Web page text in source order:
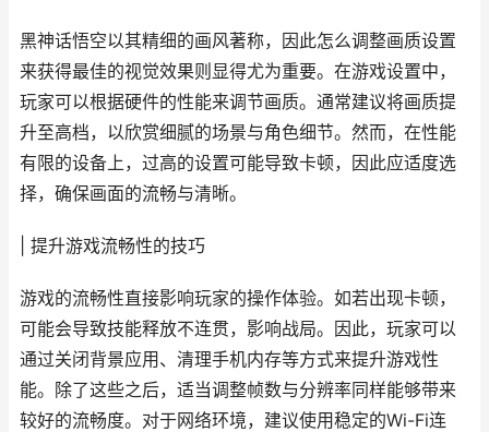
黑神话悟空以其精细的画风著称，因此怎么调整画质设置
来获得最佳的视觉效果则显得尤为重要。在游戏设置中，
玩家可以根据硬件的性能来调节画质。通常建议将画质提
升至高档，以欣赏细腻的场景与角色细节。然而，在性能
有限的设备上，过高的设置可能导致卡顿，因此应适度选
择，确保画面的流畅与清晰。
| 提升游戏流畅性的技巧
游戏的流畅性直接影响玩家的操作体验。如若出现卡顿，
可能会导致技能释放不连贯，影响战局。因此，玩家可以
通过关闭背景应用、清理手机内存等方式来提升游戏性
能。除了这些之后，适当调整帧数与分辨率同样能够带来
较好的流畅度。对于网络环境，建议使用稳定的Wi-Fi连